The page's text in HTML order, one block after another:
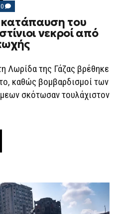
0 COMMENTS
ON
ΓΆΖΑ:
ΑΠΕΙΛΕΊΤΑΙ
Η
ΚΑΤΆΠΑΥΣΗ
ΤΟΥ
–
312
ΠΑΛΑΙΣΤΊΝΙΟΙ
ΝΕΚΡΟΊ
ΑΠΌ
κατάπαυση του
νεκροί από
Λωρίδα της Γάζας βρέθηκε
καθώς βομβαρδισμοί των
σκότωσαν τουλάχιστον